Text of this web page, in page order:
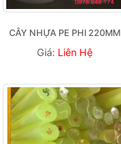
CÂY NHỰA PE PHI 220MM
Giá: Liên Hệ